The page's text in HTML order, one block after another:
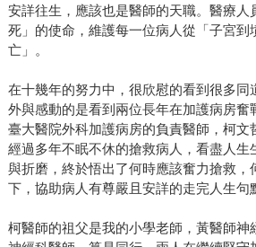
安詳往生，應該也是醫師的天職。醫療人
死」的使命，維護每一位病人從「子宮到
亡」。
在十幾年的努力中，很欣慰的看到很多同
外與感動的是看到兩位長年在加護病房奮
臺大醫院外科加護病房的負責醫師，柯文
經過多年不眠不休的搶救病人，看盡人生
與折磨，終於悟出了何時應該奮力搶救，
下，協助病人有尊嚴且安詳的走完人生句
柯醫師的祖父是我的小學老師，黃醫師神